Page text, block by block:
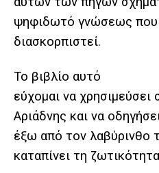
ψηφιδωτό γνώσεως που
διασκορπιστεί.
Το βιβλίο αυτό
εύχομαι να χρησιμεύσει
Αριάδνης και να
έξω από τον λαβύρινθο
καταπίνει τη